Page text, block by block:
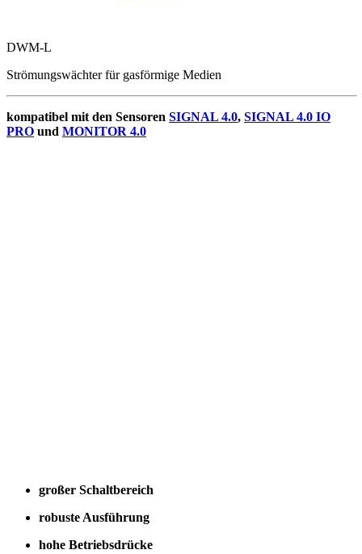
DWM-L
Strömungswächter für gasförmige Medien
kompatibel mit den Sensoren SIGNAL 4.0, SIGNAL 4.0 IO
PRO und MONITOR 4.0
großer Schaltbereich
robuste Ausführung
hohe Betriebsdrücke